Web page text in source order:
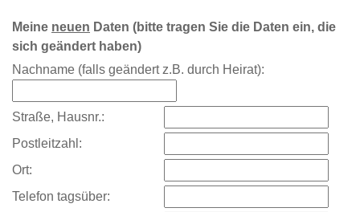
Meine neuen Daten (bitte tragen Sie die Daten ein, die
sich geändert haben)
Nachname (falls geändert z.B. durch Heirat):
Straße, Hausnr.:
Postleitzahl:
Ort:
Telefon tagsüber: